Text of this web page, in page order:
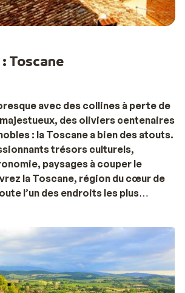
Toscane
avec des collines à perte de
des oliviers centenaires
: la Toscane a bien des atouts.
trésors culturels,
paysages à couper le
la Toscane, région du cœur de
l’un des endroits les plus
pour partir en vacances.
en Toscane
: voilà où se trouve la célèbre
route du Chianti, ou la Chiantigiana